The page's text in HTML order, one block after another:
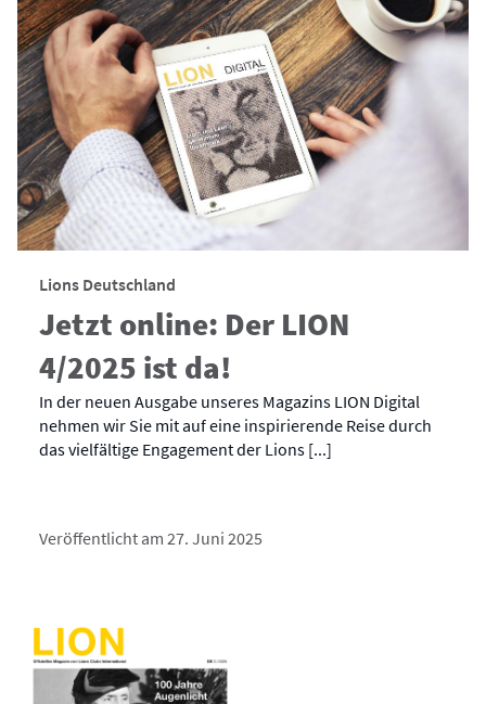
Lions Deutschland
Jetzt online: Der LION
4/2025 ist da!
In der neuen Ausgabe unseres Magazins LION Digital
nehmen wir Sie mit auf eine inspirierende Reise durch
das vielfältige Engagement der Lions [...]
Veröffentlicht am 27. Juni 2025